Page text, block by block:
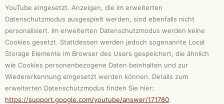
YouTube eingesetzt. Anzeigen, die im erweiterten
Datenschutzmodus ausgespielt werden, sind ebenfalls nicht
personalisiert. Im erweiterten Datenschutzmodus werden keine
Cookies gesetzt. Stattdessen werden jedoch sogenannte Local
Storage Elemente im Browser des Users gespeichert, die ähnlich
wie Cookies personenbezogene Daten beinhalten und zur
Wiedererkennung eingesetzt werden können. Details zum
erweiterten Datenschutzmodus finden Sie hier:
https://support.google.com/youtube/answer/171780.